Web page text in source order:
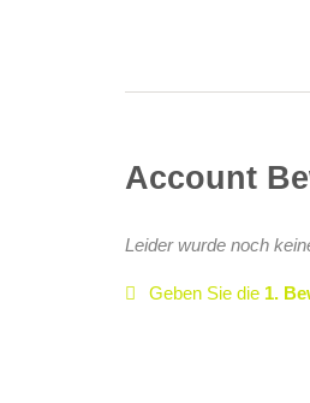
Account
Leider wurde noch
Geben Sie die 1.